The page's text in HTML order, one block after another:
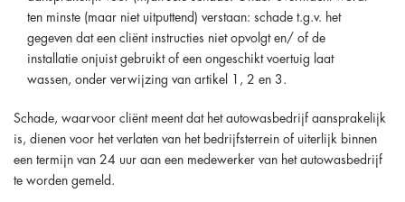
ten minste (maar niet uitputtend) verstaan: schade t.g.v. het
gegeven dat een cliënt instructies niet opvolgt en/ of de
installatie onjuist gebruikt of een ongeschikt voertuig laat
wassen, onder verwijzing van artikel 1, 2 en 3.
Schade, waarvoor cliënt meent dat het autowasbedrijf aansprakelijk
is, dienen voor het verlaten van het bedrijfsterrein of uiterlijk binnen
een termijn van 24 uur aan een medewerker van het autowasbedrijf
te worden gemeld.